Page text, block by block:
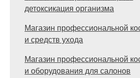
детоксикация организма
Магазин профессиональной
и средств ухода
Магазин профессиональной
и оборудования для салонов